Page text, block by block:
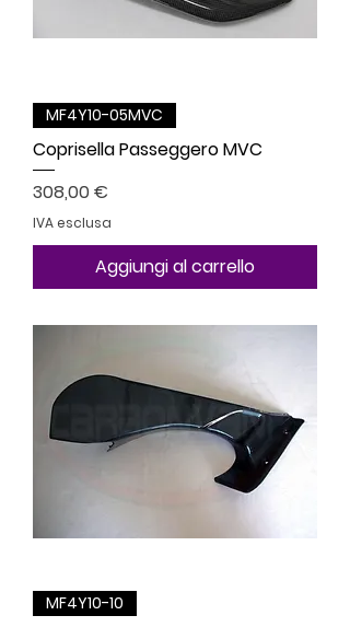
MF4Y10-05MVC
Coprisella Passeggero MVC
Prezzo
308,00 €
IVA esclusa
Aggiungi al carrello
MF4Y10-10